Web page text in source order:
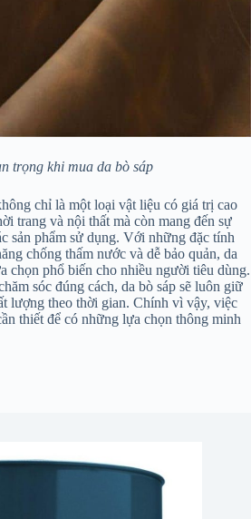
trọng khi mua da bò sáp
chỉ là một loại vật liệu có giá trị cao
trang và nội thất mà còn mang đến sự
sản phẩm sử dụng. Với những đặc tính
chống thấm nước và dễ bảo quản, da
chọn phổ biến cho nhiều người tiêu dùng.
sóc đúng cách, da bò sáp sẽ luôn giữ
lượng theo thời gian. Chính vì vậy, việc
thiết để có những lựa chọn thông minh